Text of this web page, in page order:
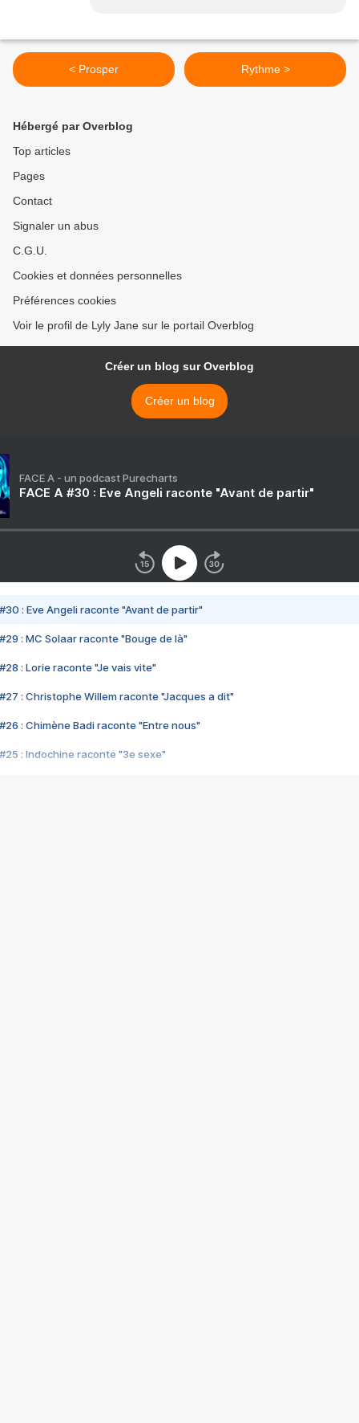
< Prosper Rythme >
Hébergé par Overblog
Top articles
Pages
Contact
Signaler un abus
C.G.U.
Cookies et données personnelles
Préférences cookies
Voir le profil de Lyly Jane sur le portail Overblog
Créer un blog sur Overblog
Créer un blog
FACE A - un podcast Purecharts
FACE A #30 : Eve Angeli raconte "Avant de partir"
#30 : Eve Angeli raconte "Avant de partir"
#29 : MC Solaar raconte "Bouge de là"
#28 : Lorie raconte "Je vais vite"
#27 : Christophe Willem raconte "Jacques a dit"
#26 : Chimène Badi raconte "Entre nous"
#25 : Indochine raconte "3e sexe"